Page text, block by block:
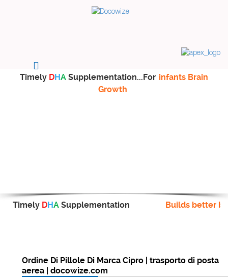
Timely DHA Supplementation...For infants Brain
Growth
Timely DHA Supplementation Builds better
Ordine Di Pillole Di Marca Cipro | trasporto di posta
aerea | docowize.com